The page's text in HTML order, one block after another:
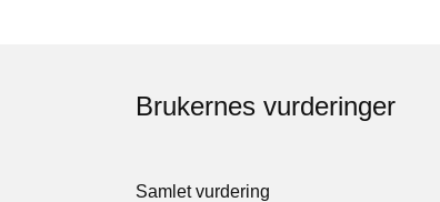
Brukernes vurderinger
Samlet vurdering